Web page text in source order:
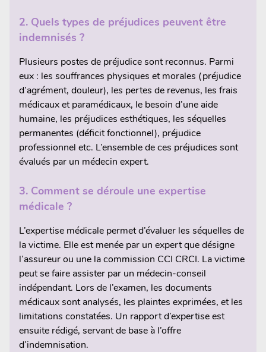
2. Quels types de préjudices peuvent être
indemnisés ?
Plusieurs postes de préjudice sont reconnus. Parmi
eux : les souffrances physiques et morales (préjudice
d’agrément, douleur), les pertes de revenus, les frais
médicaux et paramédicaux, le besoin d’une aide
humaine, les préjudices esthétiques, les séquelles
permanentes (déficit fonctionnel), préjudice
professionnel etc. L’ensemble de ces préjudices sont
évalués par un médecin expert.
3. Comment se déroule une expertise
médicale ?
L’expertise médicale permet d’évaluer les séquelles de
la victime. Elle est menée par un expert que désigne
l’assureur ou une la commission CCI CRCI. La victime
peut se faire assister par un médecin-conseil
indépendant. Lors de l’examen, les documents
médicaux sont analysés, les plaintes exprimées, et les
limitations constatées. Un rapport d’expertise est
ensuite rédigé, servant de base à l’offre
d’indemnisation.